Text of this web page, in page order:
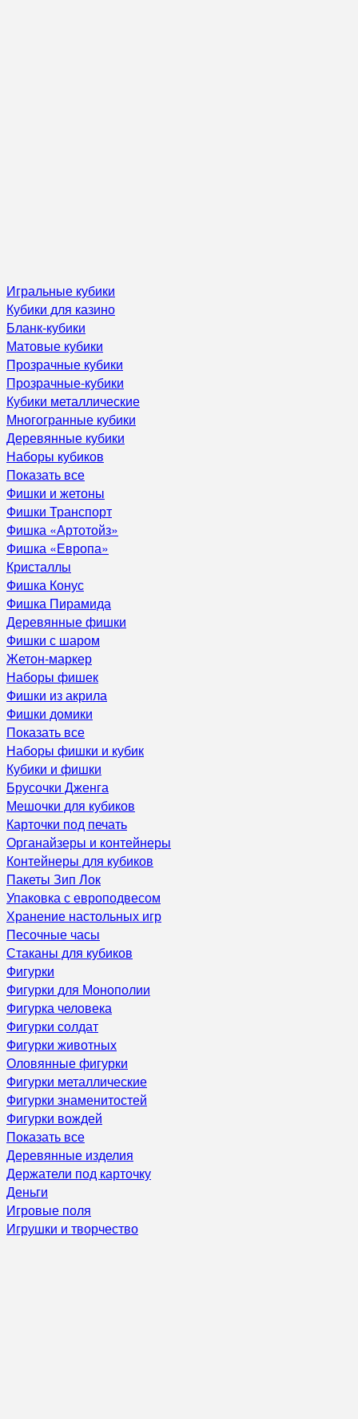
Игральные кубики
Кубики для казино
Бланк-кубики
Матовые кубики
Прозрачные кубики
Прозрачные-кубики
Кубики металлические
Многогранные кубики
Деревянные кубики
Наборы кубиков
Показать все
Фишки и жетоны
Фишки Транспорт
Фишка «Артотойз»
Фишка «Европа»
Кристаллы
Фишка Конус
Фишка Пирамида
Деревянные фишки
Фишки с шаром
Жетон-маркер
Наборы фишек
Фишки из акрила
Фишки домики
Показать все
Наборы фишки и кубик
Кубики и фишки
Брусочки Дженга
Мешочки для кубиков
Карточки под печать
Органайзеры и контейнеры
Контейнеры для кубиков
Пакеты Зип Лок
Упаковка с европодвесом
Хранение настольных игр
Песочные часы
Стаканы для кубиков
Фигурки
Фигурки для Монополии
Фигурка человека
Фигурки солдат
Фигурки животных
Оловянные фигурки
Фигурки металлические
Фигурки знаменитостей
Фигурки вождей
Показать все
Деревянные изделия
Держатели под карточку
Деньги
Игровые поля
Игрушки и творчество